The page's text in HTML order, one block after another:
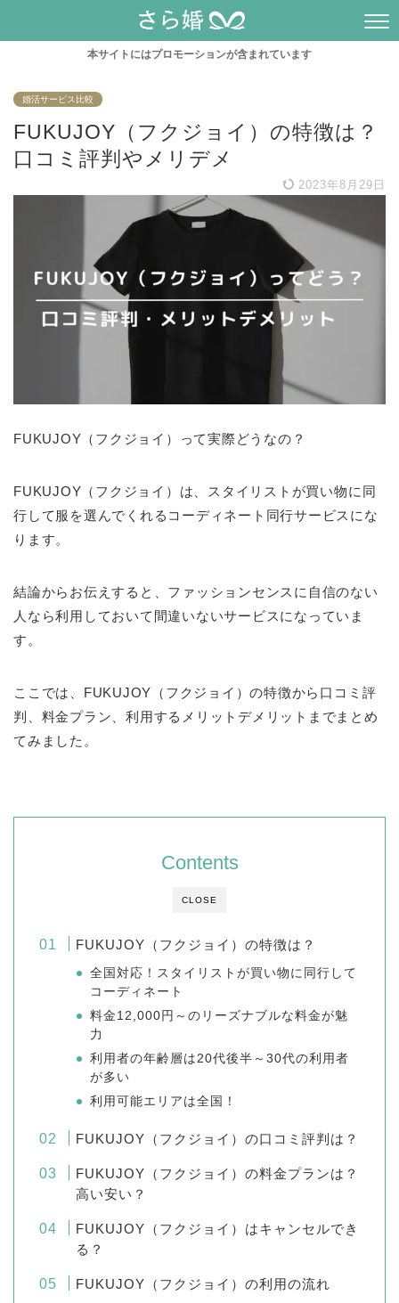
本サイトにはプロモーションが含まれています
婚活サービス比較
FUKUJOY（フクジョイ）の特徴は？
口コミ評判やメリデメ
2023年8月29日
FUKUJOY（フクジョイ）って実際どうなの？
FUKUJOY（フクジョイ）は、スタイリストが買い物に同
行して服を選んでくれるコーディネート同行サービスにな
ります。
結論からお伝えすると、ファッションセンスに自信のない
人なら利用しておいて間違いないサービスになっていま
す。
ここでは、FUKUJOY（フクジョイ）の特徴から口コミ評
判、料金プラン、利用するメリットデメリットまでまとめ
てみました。
CLOSE
Contents
FUKUJOY（フクジョイ）の特徴は？
全国対応！スタイリストが買い物に同行して
コーディネート
料金12,000円～のリーズナブルな料金が魅
力
利用者の年齢層は20代後半～30代の利用者
が多い
利用可能エリアは全国！
FUKUJOY（フクジョイ）の口コミ評判は？
FUKUJOY（フクジョイ）の料金プランは？
高い安い？
FUKUJOY（フクジョイ）はキャンセルでき
る？
FUKUJOY（フクジョイ）の利用の流れ